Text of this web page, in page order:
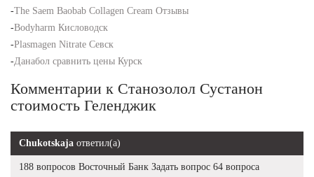
-The Saem Baobab Collagen Cream Отзывы
-Bodyharm Кисловодск
-Plasmagen Nitrate Севск
-Данабол сравнить цены Курск
Комментарии к Станозолол Сустанон
стоимость Геленджик
Chukotskaja ответил(а)
188 вопросов Восточный Банк Задать вопрос 64 вопроса